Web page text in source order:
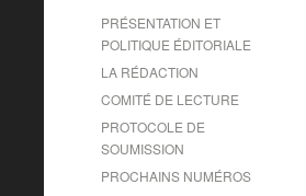
PRÉSENTATION ET
POLITIQUE ÉDITORIALE
LA RÉDACTION
COMITÉ DE LECTURE
PROTOCOLE DE
SOUMISSION
PROCHAINS NUMÉROS